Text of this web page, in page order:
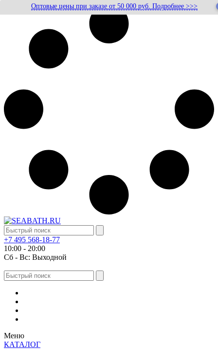
+7 495 568-18-77
10:00 - 20:00
Сб - Вс: Выходной
Меню
КАТАЛОГ
Оптовые цены при заказе от 50 000 руб. Подробнее >>>